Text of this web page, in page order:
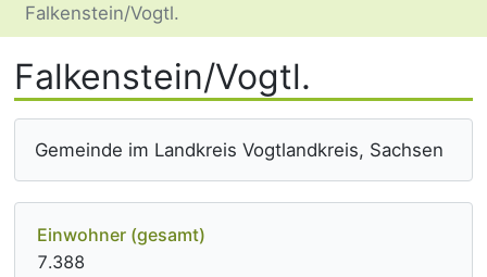
Falkenstein/Vogtl.
Falkenstein/Vogtl.
Gemeinde im Landkreis Vogtlandkreis, Sachsen
Einwohner (gesamt)
7.388